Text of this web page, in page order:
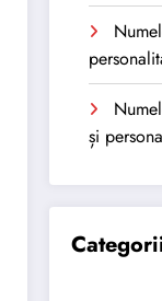
și